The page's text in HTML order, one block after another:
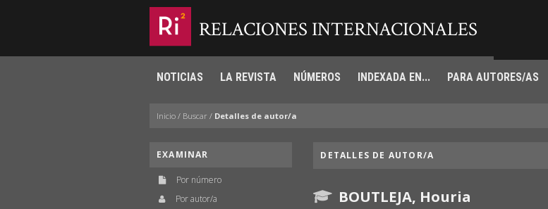
RELACIONES INTERNACIONALES
NOTICIAS LA REVISTA NÚMEROS INDEXADA EN... PARA AUTORES/AS
Inicio / Buscar / Detalles de autor/a
EXAMINAR
Por número
Por autor/a
DETALLES DE AUTOR/A
BOUTLEJA, Houria